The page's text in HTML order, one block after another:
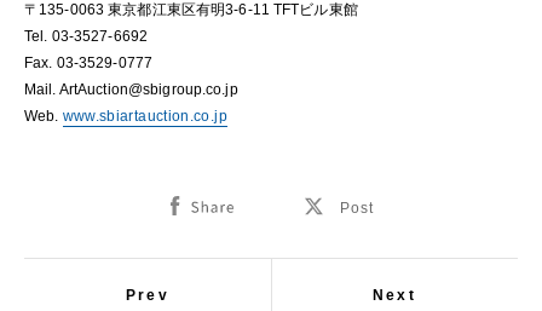
〒135-0063 東京都江東区有明3-6-11 TFTビル東館
Tel. 03-3527-6692
Fax. 03-3529-0777
Mail. ArtAuction@sbigroup.co.jp
Web. www.sbiartauction.co.jp
Prev Next